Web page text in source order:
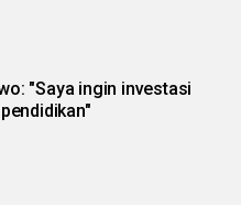
"Saya ingin investasi